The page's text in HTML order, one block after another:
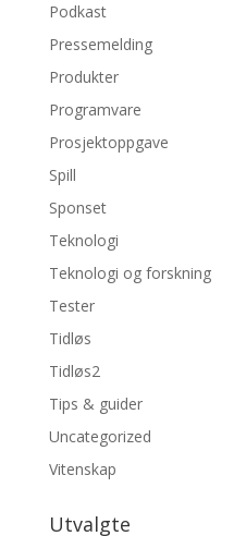
Podkast
Pressemelding
Produkter
Programvare
Prosjektoppgave
Spill
Sponset
Teknologi
Teknologi og forskning
Tester
Tidløs
Tidløs2
Tips & guider
Uncategorized
Vitenskap
Utvalgte